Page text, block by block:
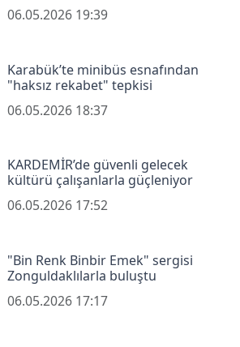
06.05.2026 19:39
Karabük’te minibüs esnafından
"haksız rekabet" tepkisi
06.05.2026 18:37
KARDEMİR’de güvenli gelecek
kültürü çalışanlarla güçleniyor
06.05.2026 17:52
"Bin Renk Binbir Emek" sergisi
Zonguldaklılarla buluştu
06.05.2026 17:17